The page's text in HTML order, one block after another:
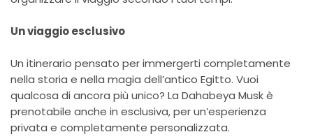
Un viaggio esclusivo
Un itinerario pensato per immergerti completamente
nella storia e nella magia dell’antico Egitto. Vuoi
qualcosa di ancora più unico? La Dahabeya Musk è
prenotabile anche in esclusiva, per un’esperienza
privata e completamente personalizzata.